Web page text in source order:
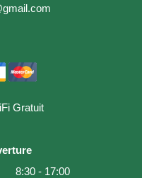
Gratuit
8:30 - 17:00